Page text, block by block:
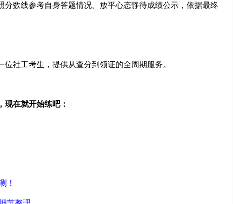
分数线参考自身答题情况。放平心态静待成绩公示，依据最终
位社工考生，提供从查分到领证的全周期服务。
现在就开始练吧：
！